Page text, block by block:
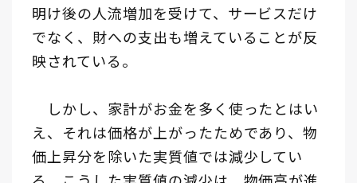
明け後の人流増加を受けて、サービスだけ
でなく、財への支出も増えていることが反
映されている。
しかし、家計がお金を多く使ったとはい
え、それは価格が上がったためであり、物
価上昇分を除いた実質値では減少してい